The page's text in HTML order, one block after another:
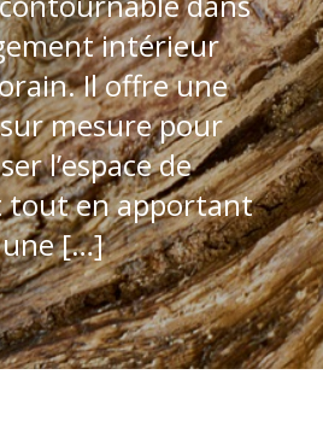
intérieur
Il offre une
mesure pour
l’espace de
tout en apportant
une […]